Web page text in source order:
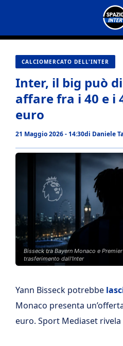
contenuto
CALCIOMERCATO DELL'INTER
Inter, il big può
affare fra i 40 e i
euro
21 Maggio 2026 - 14:30di Daniele
Bisseck tra Bayern Monaco e
trasferimento dall'Inter
Yann Bisseck potrebbe
Monaco presenta
euro. Sport Mediaset